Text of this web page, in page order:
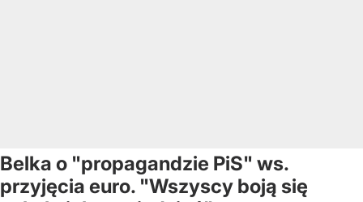
Belka o "propagandzie PiS" ws.
przyjęcia euro. "Wszyscy boją się